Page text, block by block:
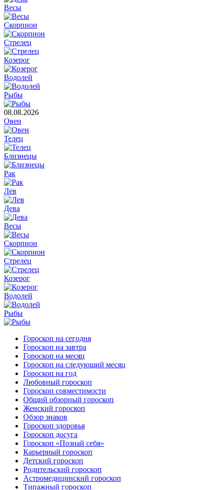
Весы
Скорпион
Стрелец
Козерог
Водолей
Рыбы
08.08.2026
Овен
Телец
Близнецы
Рак
Лев
Дева
Весы
Скорпион
Стрелец
Козерог
Водолей
Рыбы
Гороскоп на сегодня
Гороскоп на завтра
Гороскоп на месяц
Гороскоп на следующий месяц
Гороскоп на год
Любовный гороскоп
Гороскоп совместимости
Общий обзорный гороскоп
Женский гороскоп
Обзор знаков
Гороскоп здоровья
Гороскоп досуга
Гороскоп «Познай себя»
Карьерный гороскоп
Детский гороскоп
Родительский гороскоп
Астромедицинский гороскоп
Типажный гороскоп